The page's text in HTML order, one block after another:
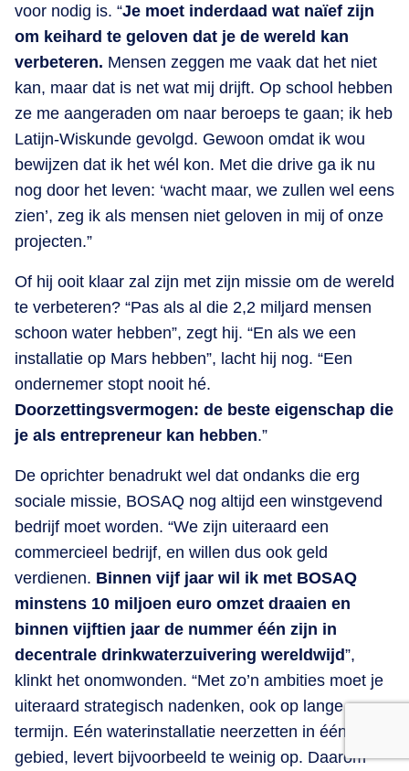
voor nodig is. “Je moet inderdaad wat naïef zijn
om keihard te geloven dat je de wereld kan
verbeteren. Mensen zeggen me vaak dat het niet
kan, maar dat is net wat mij drijft. Op school hebben
ze me aangeraden om naar beroeps te gaan; ik heb
Latijn-Wiskunde gevolgd. Gewoon omdat ik wou
bewijzen dat ik het wél kon. Met die drive ga ik nu
nog door het leven: ‘wacht maar, we zullen wel eens
zien’, zeg ik als mensen niet geloven in mij of onze
projecten.”
Of hij ooit klaar zal zijn met zijn missie om de wereld
te verbeteren? “Pas als al die 2,2 miljard mensen
schoon water hebben”, zegt hij. “En als we een
installatie op Mars hebben”, lacht hij nog. “Een
ondernemer stopt nooit hé.
Doorzettingsvermogen: de beste eigenschap die
je als entrepreneur kan hebben.”
De oprichter benadrukt wel dat ondanks die erg
sociale missie, BOSAQ nog altijd een winstgevend
bedrijf moet worden. “We zijn uiteraard een
commercieel bedrijf, en willen dus ook geld
verdienen. Binnen vijf jaar wil ik met BOSAQ
minstens 10 miljoen euro omzet draaien en
binnen vijftien jaar de nummer één zijn in
decentrale drinkwaterzuivering wereldwijd”,
klinkt het onomwonden. “Met zo’n ambities moet je
uiteraard strategisch nadenken, ook op lange
termijn. Eén waterinstallatie neerzetten in één
gebied, levert bijvoorbeeld te weinig op. Daarom